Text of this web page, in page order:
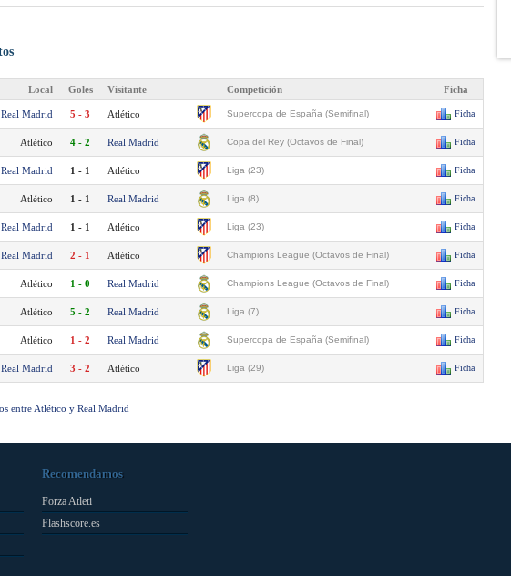
Local Goles Visitante Competición Ficha
Real Madrid 5 - 3 Atlético Supercopa de España (Semifinal) Ficha
Atlético 4 - 2 Real Madrid Copa del Rey (Octavos de Final) Ficha
Real Madrid 1 - 1 Atlético Liga (23) Ficha
Atlético 1 - 1 Real Madrid Liga (8) Ficha
Real Madrid 1 - 1 Atlético Liga (23) Ficha
Real Madrid 2 - 1 Atlético Champions League (Octavos de Final) Ficha
Atlético 1 - 0 Real Madrid Champions League (Octavos de Final) Ficha
Atlético 5 - 2 Real Madrid Liga (7) Ficha
Atlético 1 - 2 Real Madrid Supercopa de España (Semifinal) Ficha
Real Madrid 3 - 2 Atlético Liga (29) Ficha
entre Atlético y Real Madrid
Recomendamos
Forza Atleti
Flashscore.es